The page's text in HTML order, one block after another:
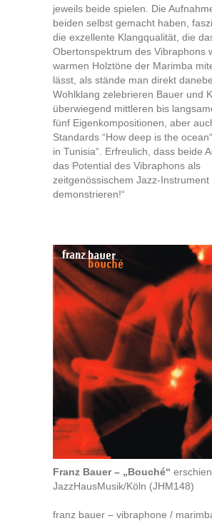
jeweils beide spielen. Die
beiden selbst gemacht haben,
die exzellente Klangqualität, die
Obertonspektrum des Vibraphons
warmen Holztöne der Marimba
lässt, als stände man direkt
Wohlklang zelebrieren Bauer und
überwiegend mittleren bis
fünf Eigenkompositionen, aber
Standards “How deep is the
in Tunisia“. Erfreulich, dass beide
das Potential des Vibraphons als
zeitgenössischem Jazz-Instrument
demonstrieren!“
Franz Bauer – „Bouché“
JazzHausMusik/Köln (JHM148)
franz bauer – vibraphone /